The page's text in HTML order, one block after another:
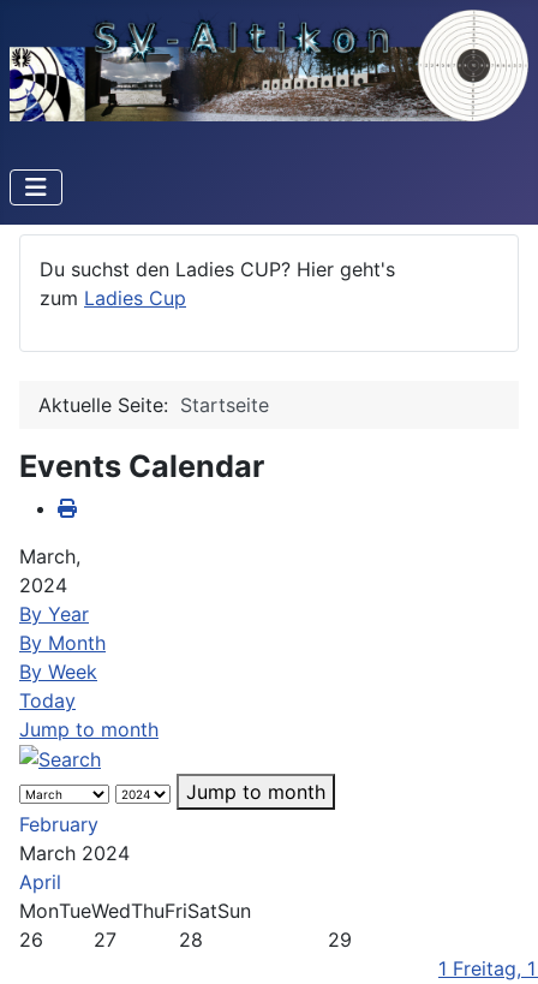
Du suchst den Ladies CUP? Hier geht's
zum Ladies Cup
Aktuelle Seite: Startseite
Events Calendar
March,
2024
By Year
By Month
By Week
Today
Jump to month
Jump to month
February
March 2024
April
MonTueWedThuFriSatSun
26
27 28
29
1 Freitag,